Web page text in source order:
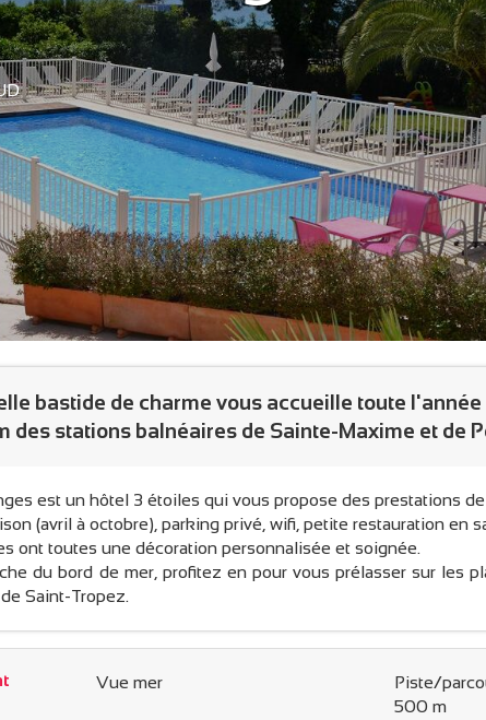
bastide de charme vous accueille toute
des stations balnéaires de Sainte-Maxime et de
est un hôtel 3 étoiles qui vous propose des prestations
(avril à octobre), parking privé, wifi, petite restauration en
ont toutes une décoration personnalisée et soignée.
du bord de mer, profitez en pour vous prélasser sur les
Saint-Tropez.
Vue mer
Piste/
500 m